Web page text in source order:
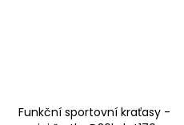
Funkční sportovní kraťasy -